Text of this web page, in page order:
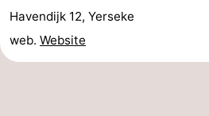
Monuments
-
Églises
-
Havendijk 12, Yerseke
web. Website